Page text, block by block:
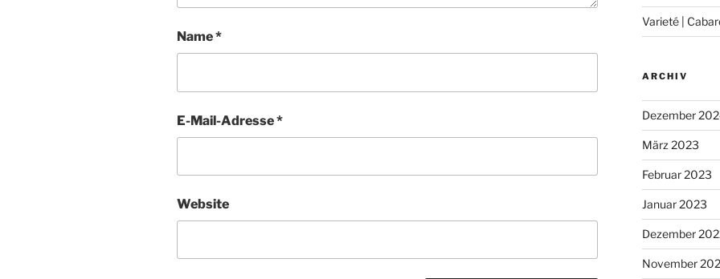
Name*
E-Mail-Adresse*
Website
Varieté |
ARCHIV
Dezember
März 2023
Februar 2023
Januar 2023
Dezember
November